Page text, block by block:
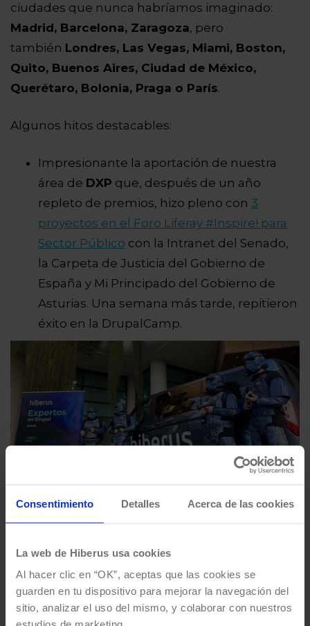
Consentimiento Detalles Acerca de las cookies
La web de Hiberus usa cookies
Al hacer clic en “OK”, aceptas que las cookies se
guarden en tu dispositivo para mejorar la navegación del
sitio, analizar el uso del mismo, y colaborar con nuestros
ciudades que nunca habríamos imaginado:
Madrid, Barcelona, Zaragoza, pero
también Londres, Las Vegas, Miami, Boston,
Quito, Buenos Aires, Ciudad de México,
Querétaro, Bolonia, Praga o París.
Algunos hitos destacables:
Impresionante la aportación de nuestra
área de DXP que, después de un año
repleto de premios, hizo pleno con 3
proyectos en el Foro Liferay #Inspire! para
Sector Público con la Intranet del Senado,
la Carpeta de Justicia del Gobierno de
España y Mi Principado del Gobierno de
Asturias. Una semana más tarde, repitieron
éxito en la DrupalCamp.
Increíble también el logro de
que vuelve a brillar en losGoogle Agency
Excellence Awards
Es la única agencia
española en la categoría de International